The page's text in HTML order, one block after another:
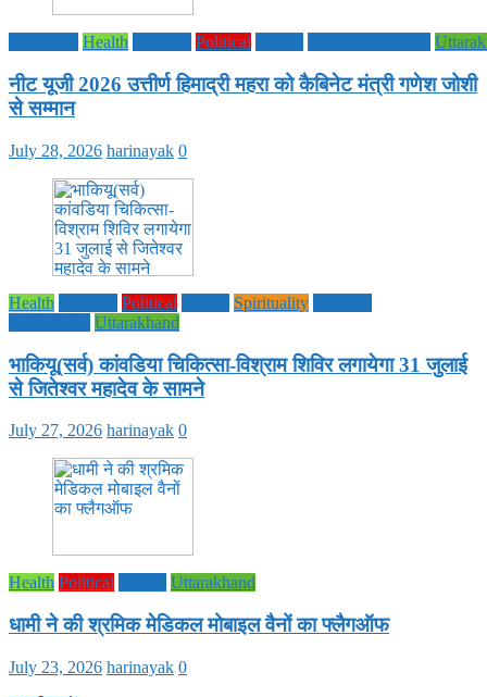
Health Political
नीट यूजी 2026 उत्तीर्ण हिमाद्री महरा को कैबिनेट मंत्री गणेश जोशी
से सम्मान
July 28, 2026 harinayak 0
Health Political Spirituality
Uttarakhand
भाकियू(सर्व) कांवडिया चिकित्सा-विश्राम शिविर लगायेगा 31 जुलाई
से जितेश्वर महादेव के सामने
July 27, 2026 harinayak 0
Health Political Uttarakhand
धामी ने की श्रमिक मेडिकल मोबाइल वैनों का फ्लैगऑफ
July 23, 2026 harinayak 0